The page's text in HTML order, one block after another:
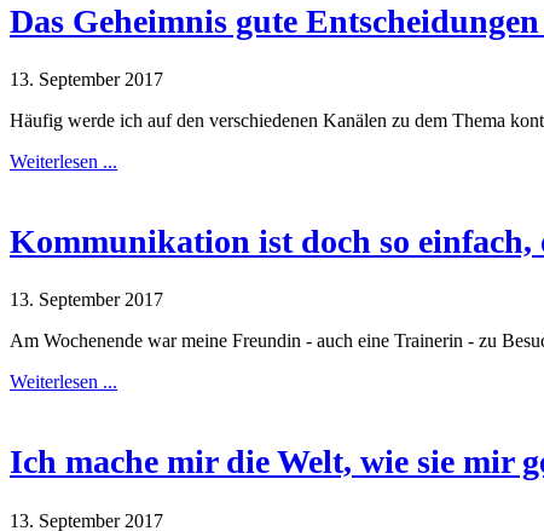
Das Geheimnis gute
13. September 2017
Häufig werde ich auf den verschiedenen Kanälen zu dem Thema
Weiterlesen ...
Kommunikation ist doch so einfach,
13. September 2017
Am Wochenende war meine Freundin - auch eine Trainerin - zu
Weiterlesen ...
Ich mache mir die Welt, wie sie mir
13. September 2017